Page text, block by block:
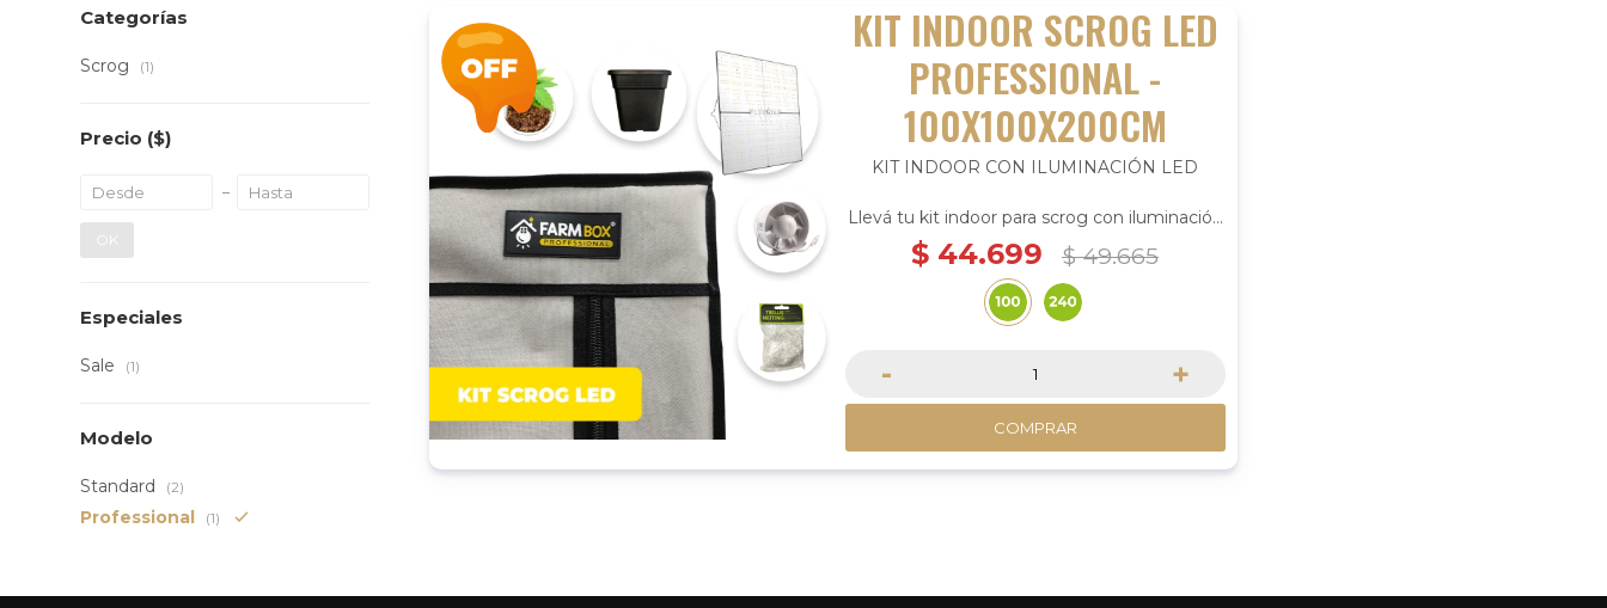
KIT INDOOR SCROG LED
PROFESSIONAL -
100X100X200CM
KIT INDOOR CON ILUMINACIÓN LED
Llevá tu kit indoor para scrog con iluminación
LED de la mejor calidad.
Entrá al producto para conocer más detalles.
$ 44.699 $ 49.665
- +
COMPRAR
Categorías
Scrog (1)
Precio ($)
OK
Especiales
Sale (1)
Modelo
Standard (2)
Professional (1)